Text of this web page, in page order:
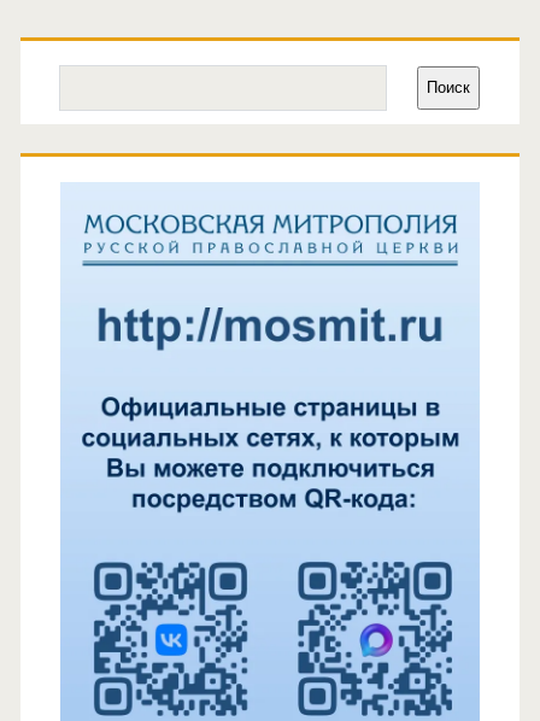
Основная
боковая
панель
Поиск